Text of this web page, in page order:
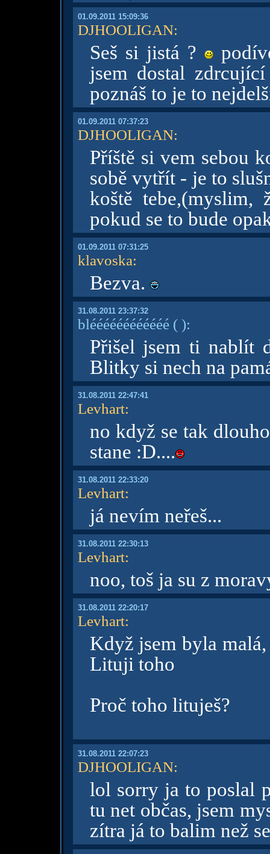
01.09.2011 15:09:36
DJHOOLIGAN:
Seš si jistá ?
jsem dostal
poznáš to je to
01.09.2011 07:37:23
DJHOOLIGAN:
Příště si vem sebou
sobě vytřít - je to
koště
pokud se to bude
01.09.2011 07:31:25
klavoska:
Bezva.
31.08.2011 23:37:32
bléééééééééééé( ):
Přišel jsem ti nablít
Blitky si nech na
31.08.2011 22:47:41
Levhart:
no když se tak
stane :D....
31.08.2011 22:33:20
Levhart:
já nevím neřeš...
31.08.2011 22:30:13
Levhart:
noo, toš ja su z
31.08.2011 22:20:17
Levhart:
Když jsem byla
Lituji toho
Proč toho lituješ?
31.08.2011 22:07:23
DJHOOLIGAN:
lol sorry ja to poslal
tu net občas, jsem
zítra já to balim než